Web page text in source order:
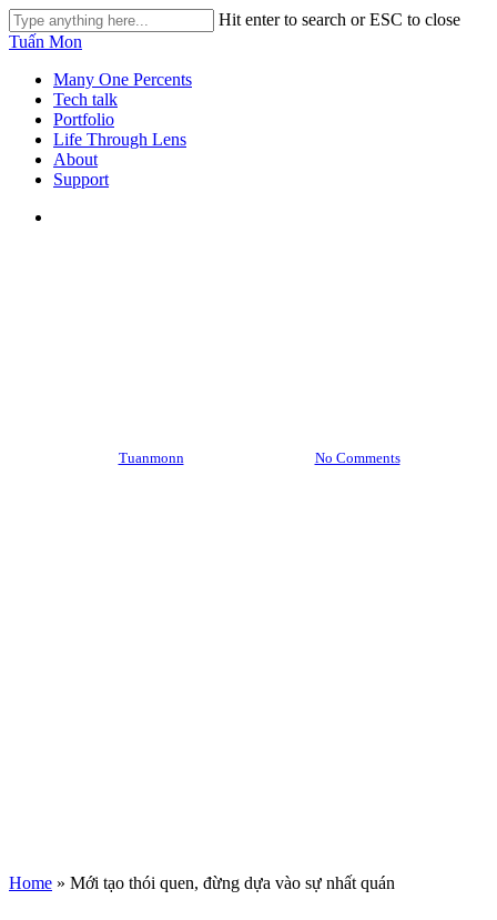
Skip
to
content
Hit enter to search or ESC to close
Close
Tuấn Mon
search
Menu
Many One Percents
Tech talk
Portfolio
Life Through Lens
About
Support
Tuanmonn No Comments
Home » Mới tạo thói quen, đừng dựa vào sự nhất quán